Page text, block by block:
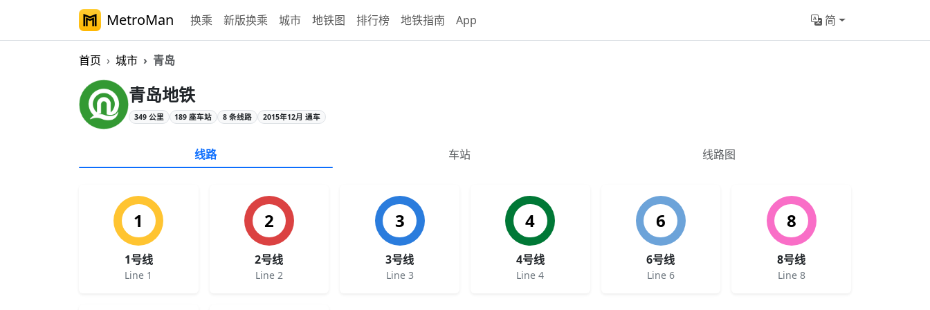
MetroMan 换乘 新版换乘 城市 地铁图 排行榜 地铁指南 App 简
首页 城市 青岛
青岛地铁概览
青岛地铁
349 公里 189 座车站 8 条线路 2015年12月 通车
线路 车站 线路图
1
1号线
Line 1
2
2号线
Line 2
3
3号线
Line 3
4
4号线
Line 4
6
6号线
Line 6
8
8号线
Line 8